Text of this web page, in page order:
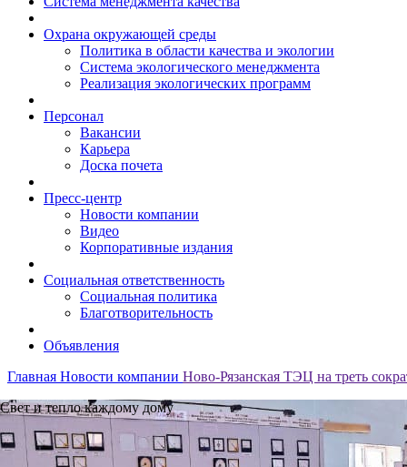
Охрана окружающей среды
Политика в области качества и экологии
Система экологического менеджмента
Реализация экологических программ
Персонал
Вакансии
Карьера
Доска почета
Пресс-центр
Новости компании
Видео
Корпоративные издания
Социальная ответственность
Социальная политика
Благотворительность
Объявления
Главная Новости компании Ново-Рязанская ТЭЦ на треть
Свет и тепло каждому дому